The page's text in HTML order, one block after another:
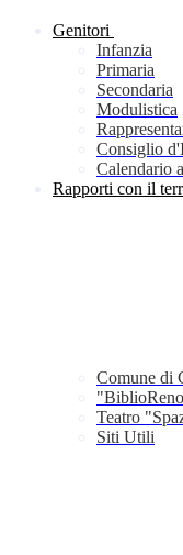
Genitori
Infanzia
Primaria
Secondaria
Modulistica
Consiglio
Calendario
Rapporti con il
Comune di
Teatro
Siti Utili